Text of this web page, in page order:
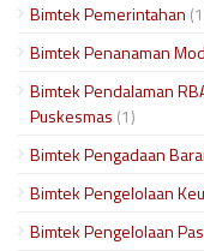
Bimtek Pemerintahan
Bimtek Penanaman
Bimtek Pendalaman
Puskesmas (1)
Bimtek Pengadaan
Bimtek Pengelolaan
Bimtek Pengelolaan